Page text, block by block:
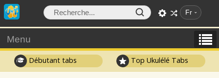
Fr
Menu
Débutant tabs Top Ukulélé Tabs